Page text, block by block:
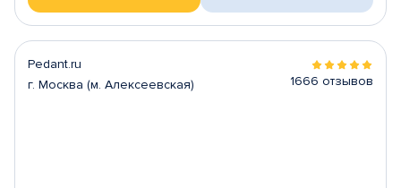
Pedant.ru
г. Москва (м. Алексеевская)
1666 отзывов